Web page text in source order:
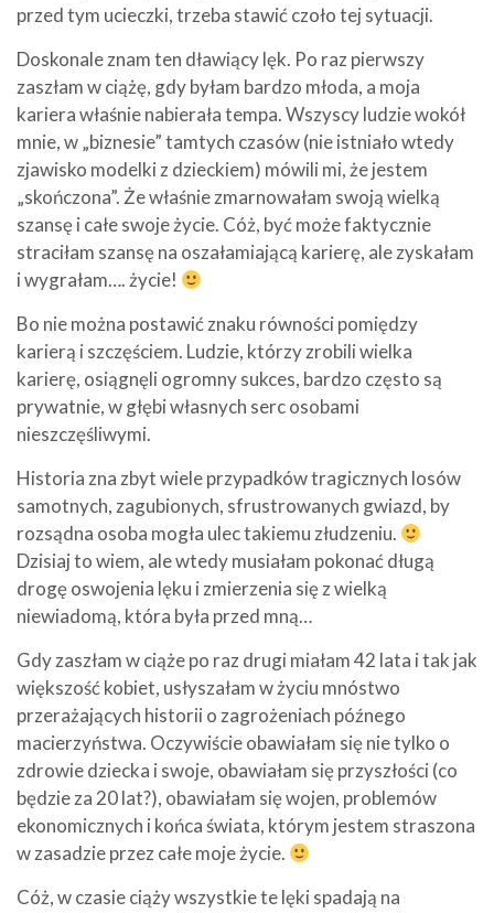
przed tym ucieczki, trzeba stawić czoło tej sytuacji.
Doskonale znam ten dławiący lęk. Po raz pierwszy
zaszłam w ciążę, gdy byłam bardzo młoda, a moja
kariera właśnie nabierała tempa. Wszyscy ludzie wokół
mnie, w „biznesie” tamtych czasów (nie istniało wtedy
zjawisko modelki z dzieckiem) mówili mi, że jestem
„skończona”. Że właśnie zmarnowałam swoją wielką
szansę i całe swoje życie. Cóż, być może faktycznie
straciłam szansę na oszałamiającą karierę, ale zyskałam
i wygrałam…. życie!
Bo nie można postawić znaku równości pomiędzy
karierą i szczęściem. Ludzie, którzy zrobili wielka
karierę, osiągnęli ogromny sukces, bardzo często są
prywatnie, w głębi własnych serc osobami
nieszczęśliwymi.
Historia zna zbyt wiele przypadków tragicznych losów
samotnych, zagubionych, sfrustrowanych gwiazd, by
rozsądna osoba mogła ulec takiemu złudzeniu.
Dzisiaj to wiem, ale wtedy musiałam pokonać długą
drogę oswojenia lęku i zmierzenia się z wielką
niewiadomą, która była przed mną…
Gdy zaszłam w ciąże po raz drugi miałam 42 lata i tak jak
większość kobiet, usłyszałam w życiu mnóstwo
przerażających historii o zagrożeniach późnego
macierzyństwa. Oczywiście obawiałam się nie tylko o
zdrowie dziecka i swoje, obawiałam się przyszłości (co
będzie za 20 lat?), obawiałam się wojen, problemów
ekonomicznych i końca świata, którym jestem straszona
w zasadzie przez całe moje życie.
Cóż, w czasie ciąży wszystkie te lęki spadają na